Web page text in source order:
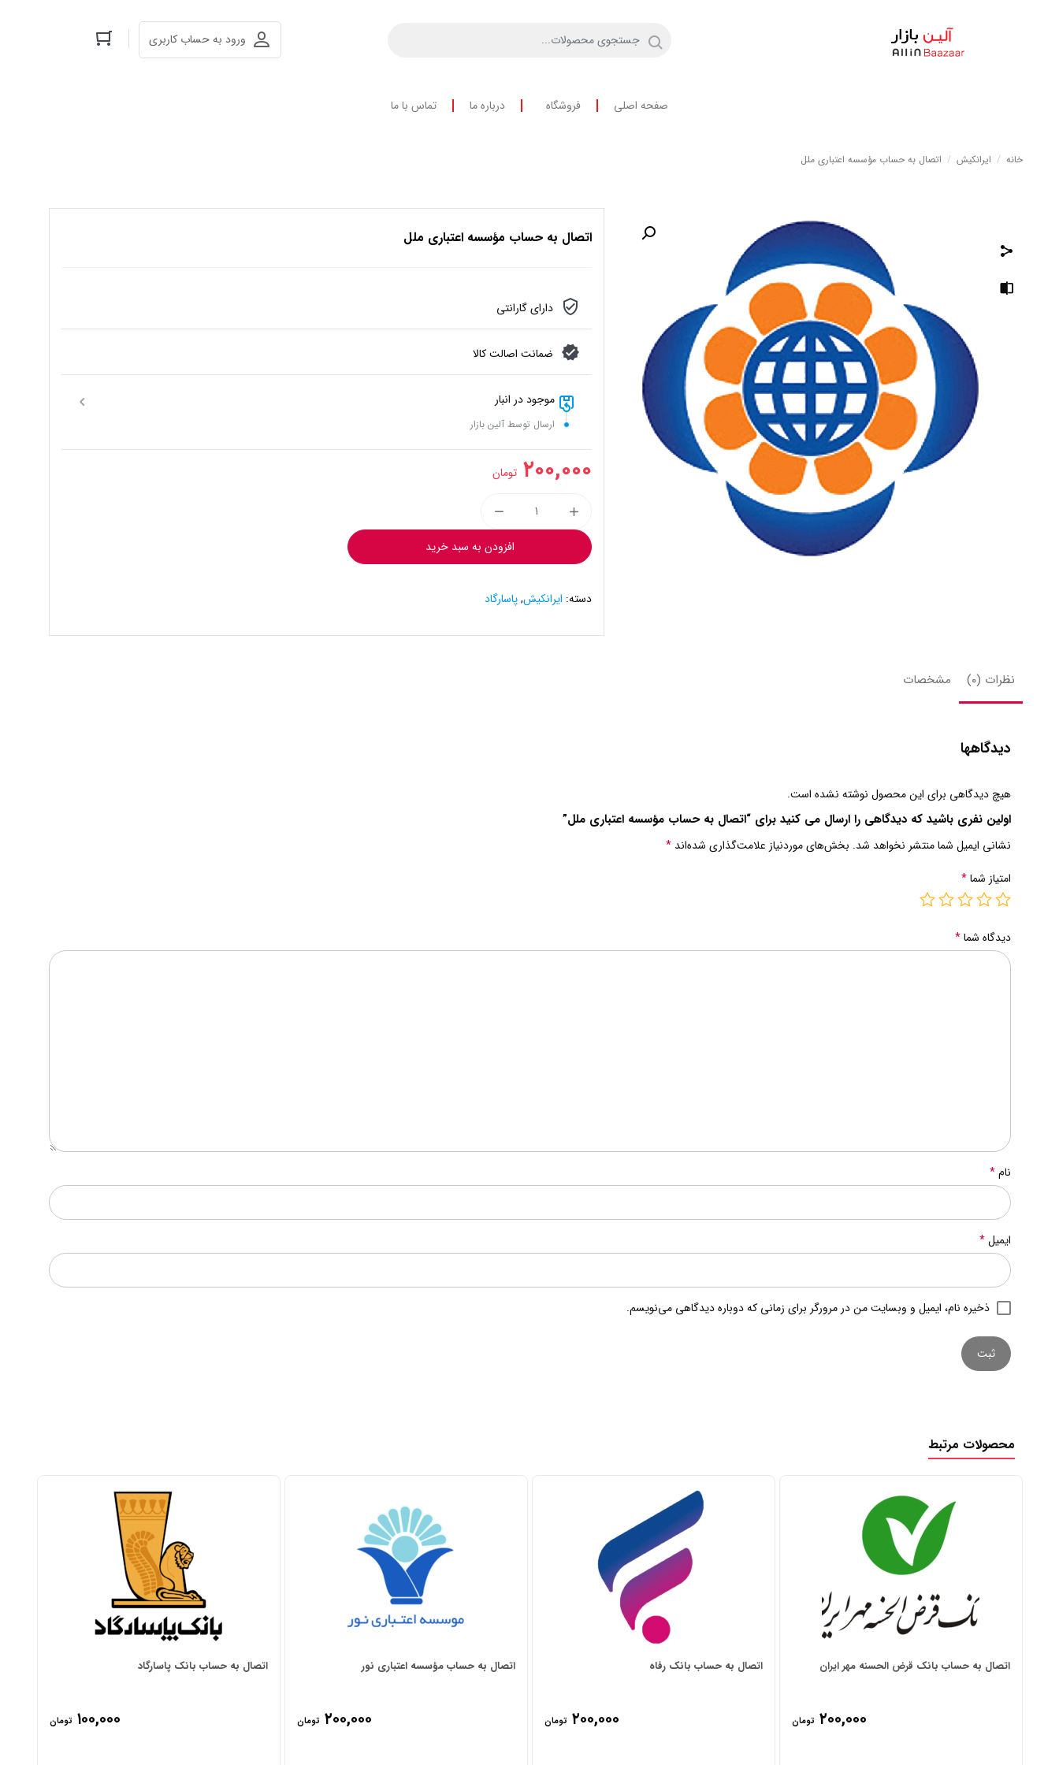
ورود به حساب کاربری
صفحه اصلی فروشگاه درباره ما تماس با ما
خانه / ایرانکیش / اتصال به حساب مؤسسه اعتباری ملل
اتصال به حساب مؤسسه اعتباری ملل
دارای گارانتی
ضمانت اصالت کالا
موجود در انبار
ارسال توسط آلین بازار
۲۰۰,۰۰۰ تومان
افزودن به سبد خرید
دسته: ایرانکیش,پاسارگاد
نظرات (۰) مشخصات
دیدگاهها
هیچ دیدگاهی برای این محصول نوشته نشده است.
اولین نفری باشید که دیدگاهی را ارسال می کنید برای “اتصال به حساب مؤسسه اعتباری ملل”
نشانی ایمیل شما منتشر نخواهد شد. بخش‌های موردنیاز علامت‌گذاری شده‌اند*
امتیاز شما*
دیدگاه شما*
نام*
ایمیل*
ذخیره نام، ایمیل و وبسایت من در مرورگر برای زمانی که دوباره دیدگاهی می‌نویسم.
محصولات مرتبط
اتصال به حساب بانک قرض الحسنه مهر ایران
۲۰۰,۰۰۰ تومان
اتصال به حساب بانک رفاه
۲۰۰,۰۰۰ تومان
اتصال به حساب مؤسسه اعتباری نور
۲۰۰,۰۰۰ تومان
اتصال به حساب بانک پاسارگاد
۱۰۰,۰۰۰ تومان